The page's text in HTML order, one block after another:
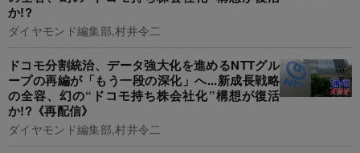
か!?
ダイヤモンド編集部,村井令二
ドコモ分割統治、データ強大化を進めるNTTグル
ープの再編が「もう一段の深化」へ...新成長戦略
の全容、幻の“ドコモ持ち株会社化”構想が復活
か!?《再配信》
ダイヤモンド編集部,村井令二